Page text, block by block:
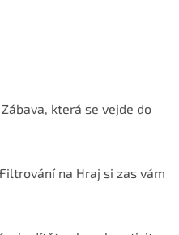
která se vejde do
na Hraj si zas vám